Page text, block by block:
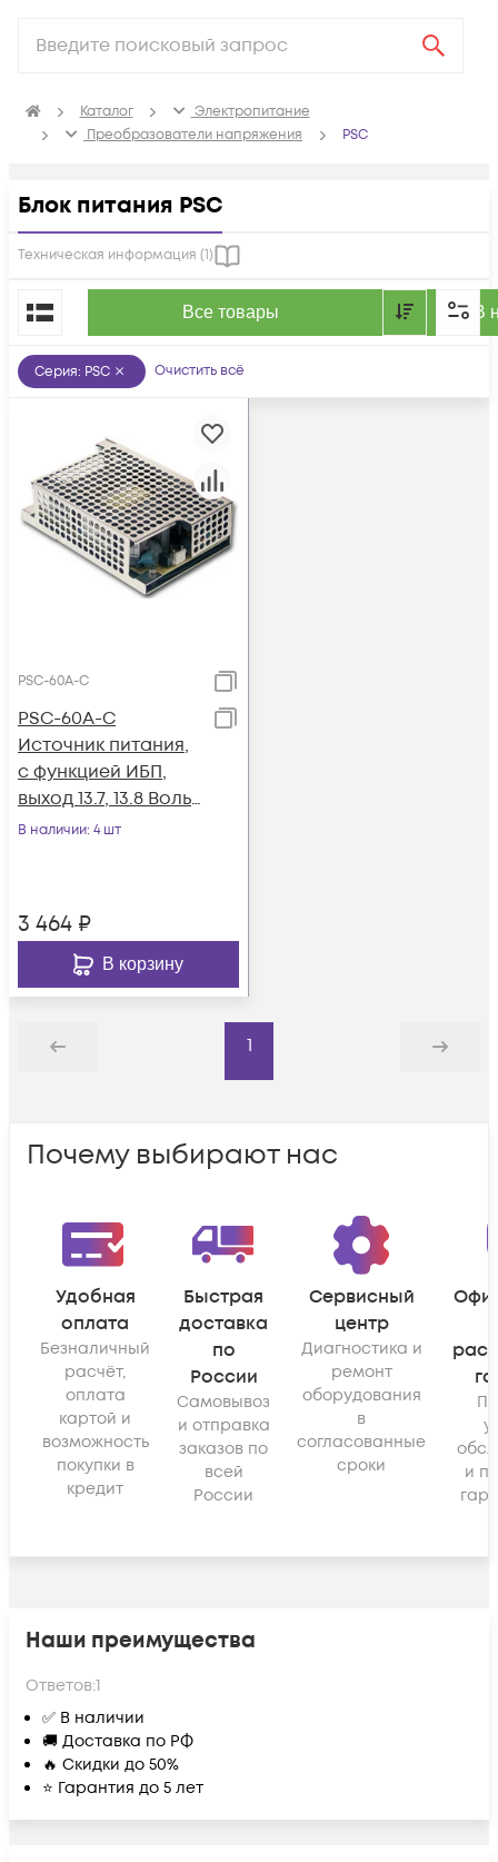
Каталог
Электропитание
Преобразователи напряжения
PSC
Блок питания PSC
Техническая информация (1)
Все товары В
По популярности
Серия: PSC Очистить всё
PSC-60A-C
PSC-60A-C
Источник питания,
с функцией ИБП,
выход 13.7, 13.8 Вольт,
60 Вт. MEAN WELL
В наличии: 4 шт
3 464 ₽
В корзину
Назад
1
Дальше
Почему выбирают нас
Удобная
оплата
Безналичный
расчёт,
оплата
картой и
возможность
покупки в
кредит
Быстрая
доставка
по
России
Самовывоз
и отправка
заказов по
всей
России
Сервисный
центр
Диагностика и
ремонт
оборудования
в
согласованные
сроки
и
Наши преимущества
Ответов:1
✅ В наличии
🚚 Доставка по РФ
🔥 Скидки до 50%
⭐ Гарантия до 5 лет